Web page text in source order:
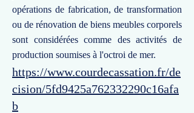
opérations de fabrication, de transformation
ou de rénovation de biens meubles corporels
sont considérées comme des activités de
production soumises à l'octroi de mer.
https://www.courdecassation.fr/de
cision/5fd9425a762332290c16afa
b